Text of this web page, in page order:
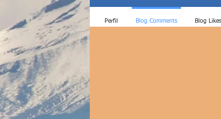
Perfil Blog Comments Blog Likes